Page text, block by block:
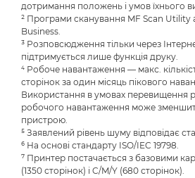
дотримання положень і умов їхнього
² Програми сканування MF Scan Utility
Business.
³ Розповсюдження тільки через
підтримується лише функція друку.
⁴ Робоче навантаження — макс.
сторінок за один місяць пікового
Використання в умовах перевищення
робочого навантаження може
пристрою.
⁵ Заявлений рівень шуму відповідає
⁶ На основі стандарту ISO/IEC 19798.
⁷ Принтер постачається з базовими
(1350 сторінок) і C/M/Y (680 сторінок).